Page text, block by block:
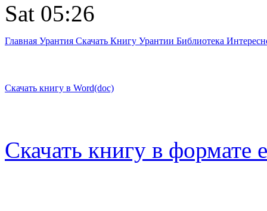
Sat 05:26
Главная Урантия Скачать Книгу Урантии Библиотека
Скачать книгу в Word(doc)
Скачать книгу в формате